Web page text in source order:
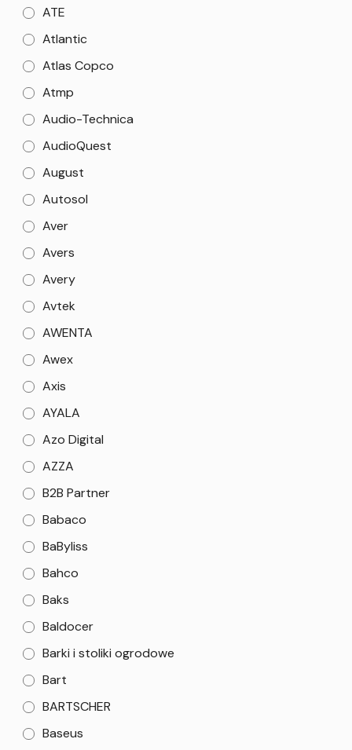
ATE
Atlantic
Atlas Copco
Atmp
Audio-Technica
AudioQuest
August
Autosol
Aver
Avers
Avery
Avtek
AWENTA
Awex
Axis
AYALA
Azo Digital
AZZA
B2B Partner
Babaco
BaByliss
Bahco
Baks
Baldocer
Barki i stoliki ogrodowe
Bart
BARTSCHER
Baseus